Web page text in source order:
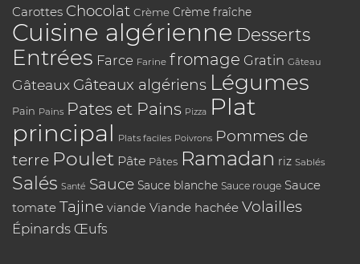
Carottes Chocolat Crème Crème fraîche
Cuisine algérienne Desserts
Entrées Farce Farine fromage Gratin Gâteau
Gâteaux Gâteaux algériens Légumes
Pain Pains Pates et Pains Pizza Plat
principal Plats faciles Poivrons Pommes de
terre Poulet Pâte Pâtes Ramadan riz Sablés
Salés Santé Sauce Sauce blanche Sauce rouge Sauce
tomate Tajine viande Viande hachée Volailles
Épinards Œufs